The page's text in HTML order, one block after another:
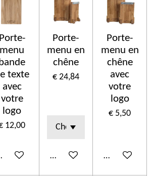
Porte-
menu
texte
avec
votre
logo
12,00
winkelwagen
Porte-
menu en
chêne
€ 24,84
In winkelwagen
Porte-
menu en
chêne
avec
votre
logo
€ 5,50
In